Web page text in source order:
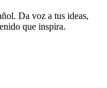
Da voz a tus ideas,
que inspira.